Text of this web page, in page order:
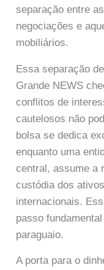
separação entre
negociações e
mobiliários.
Essa separação
Grande NEWS
conflitos de
cautelosos não
bolsa se dedica
enquanto uma
central, assume a
custódia dos
internacionais.
passo
paraguaio.
A porta para o